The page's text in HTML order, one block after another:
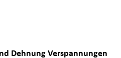
Dehnung Verspannungen